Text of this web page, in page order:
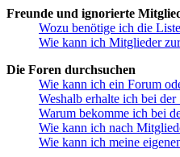
Freunde und ignorierte
Wozu benötige ich die
Wie kann ich Mitglieder
Die Foren durchsuchen
Wie kann ich ein Forum
Weshalb erhalte ich bei
Warum bekomme ich bei
Wie kann ich nach
Wie kann ich meine